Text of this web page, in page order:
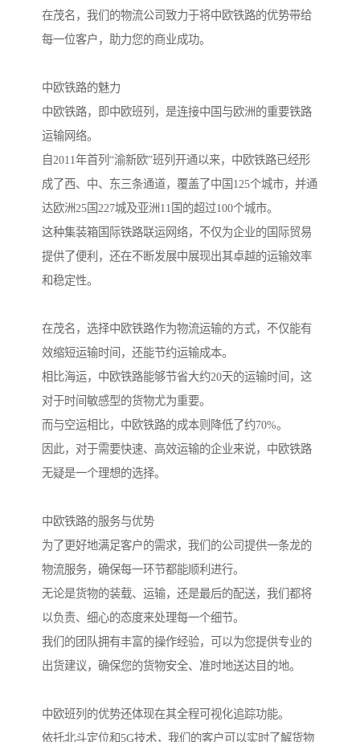
在茂名，我们的物流公司致力于将中欧铁路的优势带给
每一位客户，助力您的商业成功。
中欧铁路的魅力
中欧铁路，即中欧班列，是连接中国与欧洲的重要铁路
运输网络。
自2011年首列“渝新欧”班列开通以来，中欧铁路已经形
成了西、中、东三条通道，覆盖了中国125个城市，并通
达欧洲25国227城及亚洲11国的超过100个城市。
这种集装箱国际铁路联运网络，不仅为企业的国际贸易
提供了便利，还在不断发展中展现出其卓越的运输效率
和稳定性。
在茂名，选择中欧铁路作为物流运输的方式，不仅能有
效缩短运输时间，还能节约运输成本。
相比海运，中欧铁路能够节省大约20天的运输时间，这
对于时间敏感型的货物尤为重要。
而与空运相比，中欧铁路的成本则降低了约70%。
因此，对于需要快速、高效运输的企业来说，中欧铁路
无疑是一个理想的选择。
中欧铁路的服务与优势
为了更好地满足客户的需求，我们的公司提供一条龙的
物流服务，确保每一环节都能顺利进行。
无论是货物的装载、运输，还是最后的配送，我们都将
以负责、细心的态度来处理每一个细节。
我们的团队拥有丰富的操作经验，可以为您提供专业的
出货建议，确保您的货物安全、准时地送达目的地。
中欧班列的优势还体现在其全程可视化追踪功能。
依托北斗定位和5G技术，我们的客户可以实时了解货物